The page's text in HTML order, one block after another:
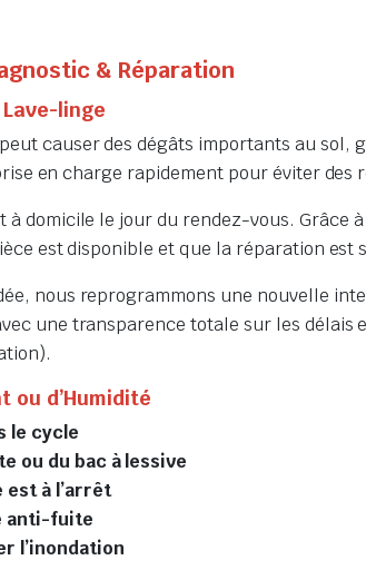
& Réparation
linge
peut causer des dégâts importants au sol,
en charge rapidement pour éviter des
domicile le jour du rendez-vous. Grâce
est disponible et que la réparation est
nous reprogrammons une nouvelle
une transparence totale sur les
ou d’Humidité
le cycle
ou du bac à lessive
est à l’arrêt
anti-fuite
l’inondation